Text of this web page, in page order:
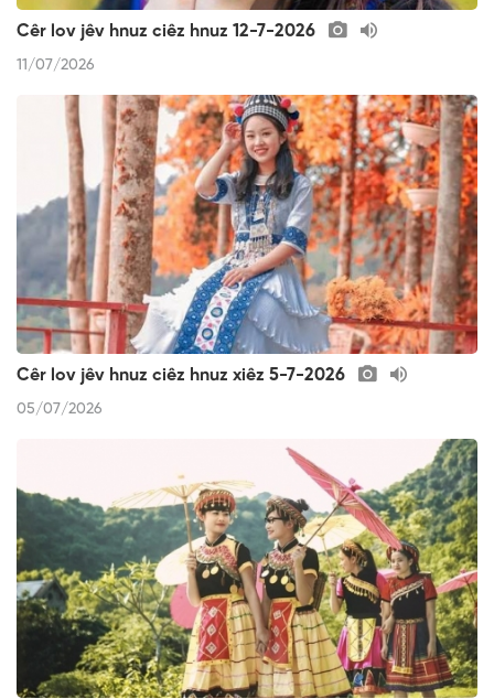
Cêr lov jêv hnuz ciêz hnuz 12-7-2026
11/07/2026
Cêr lov jêv hnuz ciêz hnuz xiêz 5-7-2026
05/07/2026